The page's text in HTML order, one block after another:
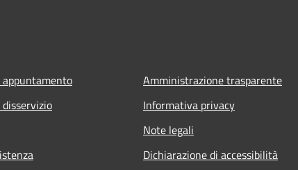
Amministrazione trasparente
Informativa privacy
Note legali
Dichiarazione di accessibilità